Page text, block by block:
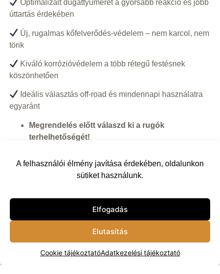
A felhasználói élmény javítása érdekében, oldalunkon
sütiket használunk.
Elfogadás
Elutasítás
Cookie tájékoztatóAdatkezelési tájékoztató
Optimalizált dugattyúméret a gyorsabb reakció és jobb
úttartás érdekében
Új, rugalmas kőfelverődés-védelem – nem karcol, nem
törik
Kiváló korrózióvédelem a több rétegű festésnek
köszönhetően
Ideális választás off-road és mindennapi használatra
egyaránt
Megrendelés előtt válaszd ki a rugók
terhelhetőségét!
Kosárba
Vissza